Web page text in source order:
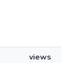
views